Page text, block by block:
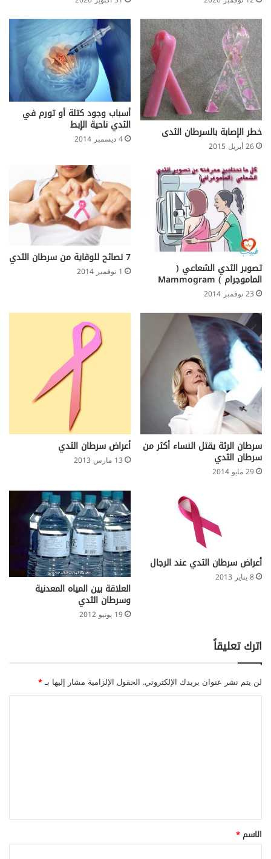
ر
ت
ف
ع
خطر الإصابة بالسرطان الثدى
26 أبريل 2015
أسباب وجود كتلة أو تورم في
الثدي ناحية الإبط
4 ديسمبر 2014
تصوير الثدي الشعاعي (
الماموجرام ) Mammogram
23 نوفمبر 2014
7 نصائح للوقاية من سرطان الثدي
1 نوفمبر 2014
سرطان الرئة يقتل النساء أكثر من
سرطان الثدي
29 مايو 2014
أعراض سرطان الثدي
13 مارس 2013
أعراض سرطان الثدي عند الرجال
8 يناير 2013
العلاقة بين المياه المعدنية
وسرطان الثدي
19 يونيو 2012
اترك تعليقاً
لن يتم نشر عنوان بريدك الإلكتروني. الحقول الإلزامية مشار إليها بـ*
*
الاسم*